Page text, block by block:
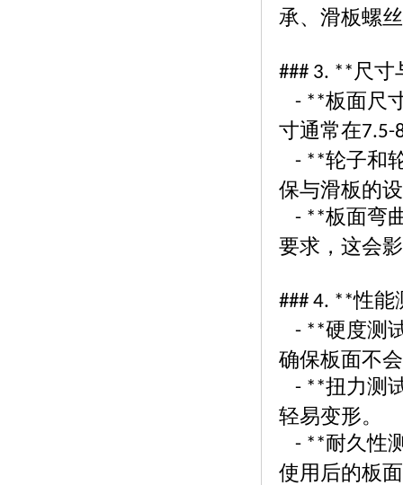
承、滑板螺
### 3. ** 尺寸
- **板面尺
寸通常在7.5-
- **轮子和
保与滑板的
- **板面弯
要求，这会
### 4. **性能
- **硬度测
确保板面不
- **扭力测
轻易变形。
- **耐久性
使用后的板